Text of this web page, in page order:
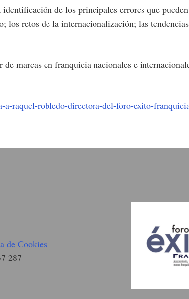
identificación de los principales errores que
los retos de la internacionalización; las
marcas en franquicia nacionales e
a-raquel-robledo-directora-del-foro-exito-
de Cookies
287